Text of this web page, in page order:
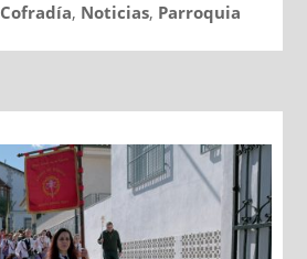
Cofradía, Noticias, Parroquia